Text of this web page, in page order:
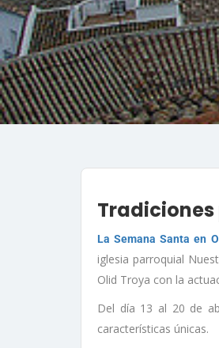
La Semana Santa en
iglesia parroquial
Olid Troya con la
Del día 13 al 20 de
características únicas.